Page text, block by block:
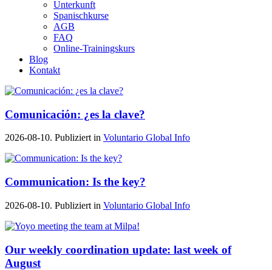
Unterkunft
Spanischkurse
AGB
FAQ
Online-Trainingskurs
Blog
Kontakt
Comunicación: ¿es la clave?
2026-08-10. Publiziert in Voluntario Global Info
Communication: Is the key?
2026-08-10. Publiziert in Voluntario Global Info
Our weekly coordination update: last week of
August